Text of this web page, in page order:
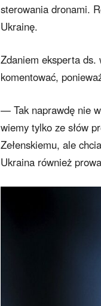
sterowania dronami.
Ukrainę.
Zdaniem eksperta ds.
komentować,
— Tak naprawdę nie
wiemy tylko ze słów
Zełenskiemu, ale
Ukraina również